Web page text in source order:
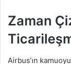
Zaman
Airbus’ın